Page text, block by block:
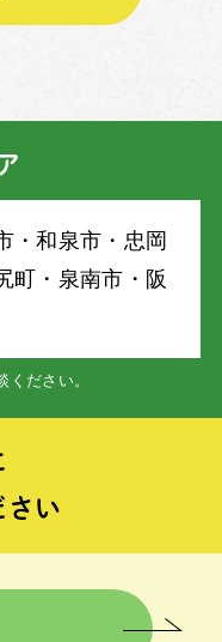
・和泉市・忠岡
町・泉南市・阪
ださい。
さい